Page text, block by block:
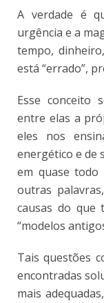
A verdade é
urgência e a
tempo,
está “errado”,
Esse conceito
entre elas a
eles nos
energético e de
em quase todo
outras
causas do que
“modelos
Tais questões
encontradas
mais